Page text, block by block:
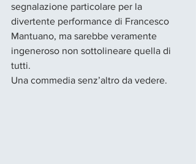
segnalazione particolare per la
divertente performance di Francesco
Mantuano, ma sarebbe veramente
ingeneroso non sottolineare quella di
tutti.
Una commedia senz’altro da vedere.